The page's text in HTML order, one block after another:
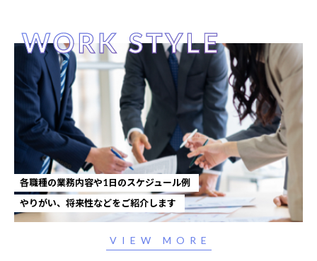
各職種の業務内容や1日のスケジュール例
やりがい、将来性などをご紹介します
VIEW MORE